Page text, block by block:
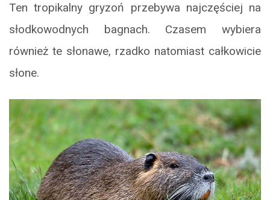
Ten tropikalny gryzoń przebywa najczęściej na
słodkowodnych bagnach. Czasem wybiera
również te słonawe, rzadko natomiast całkowicie
słone.